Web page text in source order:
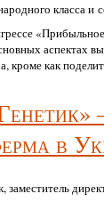
класса и
«Прибыльное
аспектах
кроме как
в
заместитель